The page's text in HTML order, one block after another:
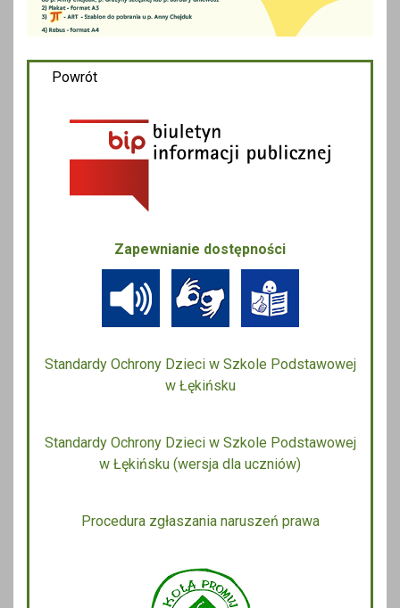
Powrót
Zapewnianie dostępności
Standardy Ochrony Dzieci w Szkole Podstawowej
w Łękińsku
Standardy Ochrony Dzieci w Szkole Podstawowej
w Łękińsku (wersja dla uczniów)
Procedura zgłaszania naruszeń prawa